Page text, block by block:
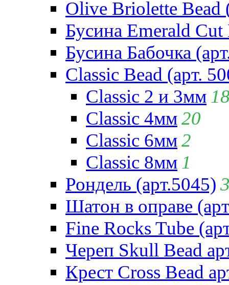
Olive Briolette Bead
Бусина Emerald Cut
Бусина Бабочка
Classic Bead (арт.
Classic 2 и 3мм
Classic 4мм20
Classic 6мм2
Classic 8мм 1
Рондель (арт.5045)
Шатон в оправе
Fine Rocks Tube
Череп Skull Bead
Крест Cross Bead